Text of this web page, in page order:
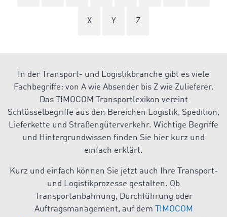
X Y Z
In der Transport- und Logistikbranche gibt es viele
Fachbegriffe: von A wie Absender bis Z wie Zulieferer.
Das TIMOCOM Transportlexikon vereint
Schlüsselbegriffe aus den Bereichen Logistik, Spedition,
Lieferkette und Straßengüterverkehr. Wichtige Begriffe
und Hintergrundwissen finden Sie hier kurz und
einfach erklärt.
Kurz und einfach können Sie jetzt auch Ihre Transport-
und Logistikprozesse gestalten. Ob
Transportanbahnung, Durchführung oder
Auftragsmanagement, auf dem
TIMOCOM